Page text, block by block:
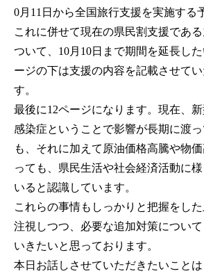
0月11日から全国旅行支援を実施する
これに併せて現在の県民割支援であ
ついて、10月10日まで期間を延長し
ージの下は支援の内容を記載させて
す。
最後に12ページになります。現在、
感染症ということで影響が長期に渡
も、それに加えて原油価格高騰や物
っても、県民生活や社会経済活動に
いると認識しています。
これらの事情もしっかりと把握をし
注視しつつ、必要な追加対策につい
いきたいと思っております。
本日お話しさせていただきたいこと